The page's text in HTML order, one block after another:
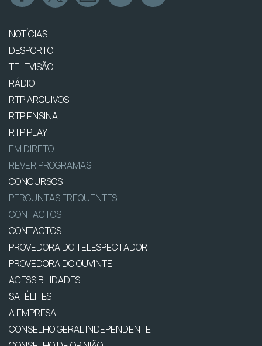
NOTÍCIAS
DESPORTO
TELEVISÃO
RÁDIO
RTP ARQUIVOS
RTP ENSINA
RTP PLAY
EM DIRETO
REVER PROGRAMAS
CONCURSOS
PERGUNTAS FREQUENTES
CONTACTOS
CONTACTOS
PROVEDORA DO TELESPECTADOR
PROVEDORA DO OUVINTE
ACESSIBILIDADES
SATÉLITES
A EMPRESA
CONSELHO GERAL INDEPENDENTE